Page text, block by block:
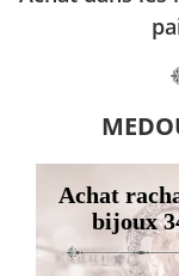
Achat
bijoux